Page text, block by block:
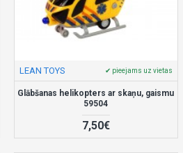
LEAN TOYS ✔ pieejams uz vietas
Glābšanas helikopters ar skaņu, gaismu
59504
7,50€